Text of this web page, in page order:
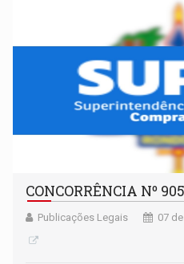
CONCORRÊNCIA Nº
Publicações Legais 07